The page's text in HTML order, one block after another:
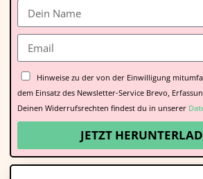
Hinweise zu der von der Einwilligung
dem Einsatz des Newsletter-Service Brevo,
Deinen Widerrufsrechten findest du in unserer
JETZT